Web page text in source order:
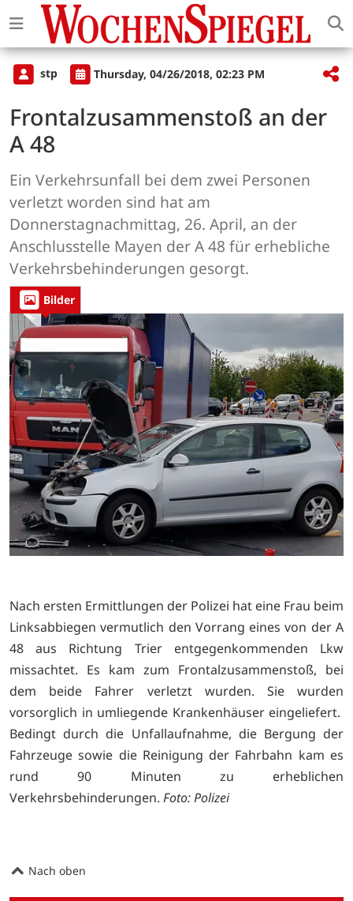
stp Thursday, 04/26/2018, 02:23 PM
Frontalzusammenstoß an der
A 48
Ein Verkehrsunfall bei dem zwei Personen
verletzt worden sind hat am
Donnerstagnachmittag, 26. April, an der
Anschlusstelle Mayen der A 48 für erhebliche
Verkehrsbehinderungen gesorgt.
Bilder
Nach ersten Ermittlungen der Polizei hat eine Frau beim
Linksabbiegen vermutlich den Vorrang eines von der A
48 aus Richtung Trier entgegenkommenden Lkw
missachtet. Es kam zum Frontalzusammenstoß, bei
dem beide Fahrer verletzt wurden. Sie wurden
vorsorglich in umliegende Krankenhäuser eingeliefert.
Bedingt durch die Unfallaufnahme, die Bergung der
Fahrzeuge sowie die Reinigung der Fahrbahn kam es
rund 90 Minuten zu erheblichen
Verkehrsbehinderungen. Foto: Polizei
Nach oben